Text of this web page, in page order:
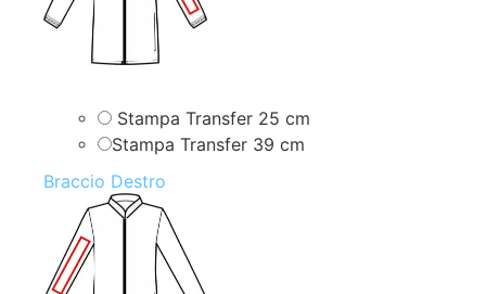
Stampa Transfer 25 cm
Stampa Transfer 39 cm
Braccio Destro